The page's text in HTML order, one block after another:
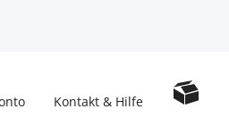
Kontakt & Hilfe